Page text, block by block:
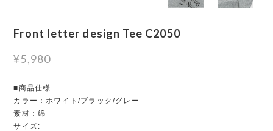
Front letter design Tee C2050
¥5,980
■商品仕様
カラー：ホワイト/ブラック/グレー
素材：綿
サイズ: